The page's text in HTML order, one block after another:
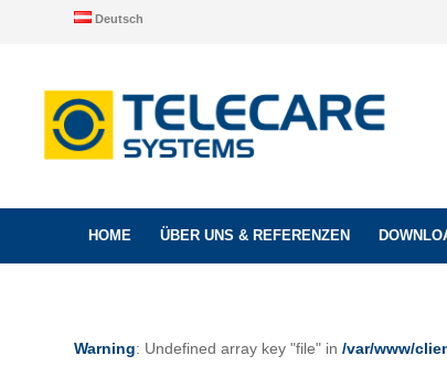
Deutsch
HOME ÜBER UNS & REFERENZEN
Warning: Undefined array key "file" in /var/www/